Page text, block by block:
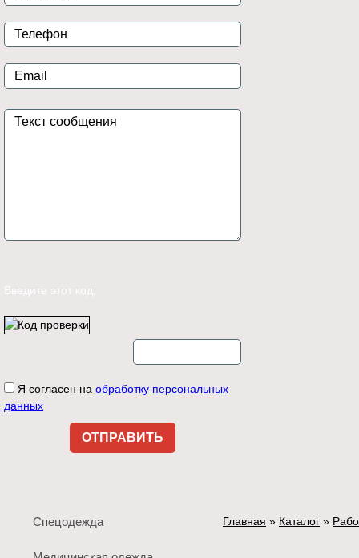
Введите этот код:
Я согласен на обработку персональных
данных
Спецодежда Главная » Каталог »